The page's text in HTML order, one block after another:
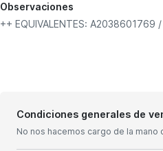
Observaciones
++ EQUIVALENTES:
Condiciones generales de
No nos hacemos cargo de la